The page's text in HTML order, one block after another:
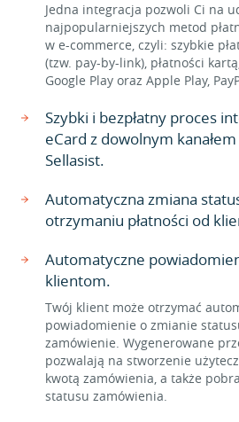
Jedna integracja pozwoli Ci na
najpopularniejszych metod
w e-commerce, czyli: szybkie
(tzw. pay-by-link), płatności
Google Play oraz Apple Play,
Szybki i bezpłatny proces
eCard z dowolnym
Sellasist.
Automatyczna zmiana
otrzymaniu płatności od
Automatyczne
klientom.
Twój klient może otrzymać
powiadomienie o zmianie
zamówienie. Wygenerowane
pozwalają na stworzenie
kwotą zamówienia, a także
statusu zamówienia.